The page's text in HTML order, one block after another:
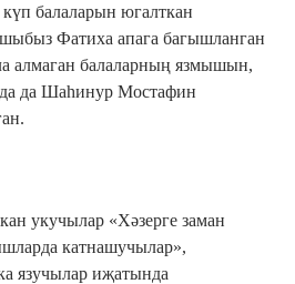
балаларын югалткан
Фатиха апага багышланган
алмаган балаларның язмышын,
да Шаһинур Мостафин
көч куйган.
укучылар «Хәзерге заман
катнашучылар»,
язучылар иҗатында